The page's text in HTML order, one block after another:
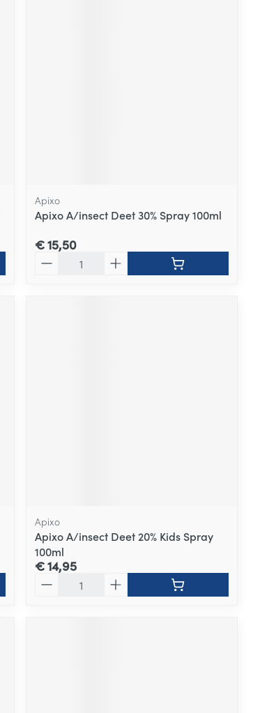
Apixo
Apixo A/insect Deet 30% Spray 100ml
€ 15,50
Apixo
Apixo A/insect Deet 20% Kids Spray
100ml
€ 14,95